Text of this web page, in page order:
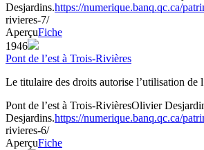
Desjardins.https://numerique.banq.qc.ca/
rivieres-7/
AperçuFiche
1946
Pont de l’est à Trois-Rivières
Le titulaire des droits autorise l’utilisation
Pont de l’est à Trois-RivièresOlivier
Desjardins.https://numerique.banq.qc.ca/
rivieres-6/
AperçuFiche